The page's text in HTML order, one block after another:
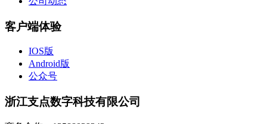
客户端体验
IOS版
Android版
公众号
浙江支点数字科技有限公司